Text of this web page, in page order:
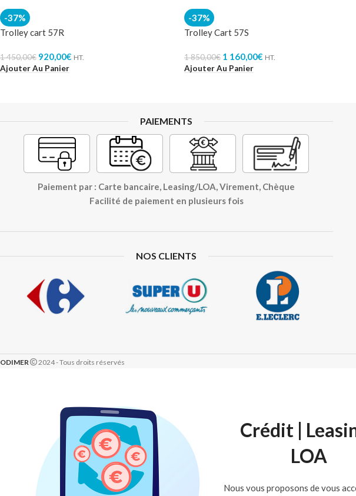
-37%
Trolley cart 57R
1 450,00€ 920,00€ HT.
Ajouter Au Panier
-37%
Trolley Cart 57S
1 850,00€ 1 160,00€ HT.
Ajouter Au Panier
PAIEMENTS
Paiement par : Carte bancaire, Leasing/LOA, Virement, Chèque
Facilité de paiement en plusieurs fois
NOS CLIENTS
ODIMER 2024 - Tous droits réservés